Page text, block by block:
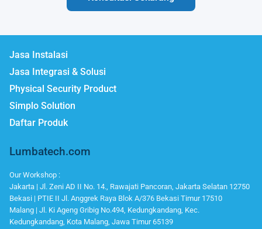
Jasa Instalasi
Jasa Integrasi & Solusi
Physical Security Product
Simplo Solution
Daftar Produk
Lumbatech.com
Our Workshop :
Jakarta | Jl. Zeni AD II No. 14., Rawajati Pancoran, Jakarta Selatan 12750
Bekasi | PTIE II Jl. Anggrek Raya Blok A/376 Bekasi Timur 17510
Malang | Jl. Ki Ageng Gribig No.494, Kedungkandang, Kec.
Kedungkandang, Kota Malang, Jawa Timur 65139